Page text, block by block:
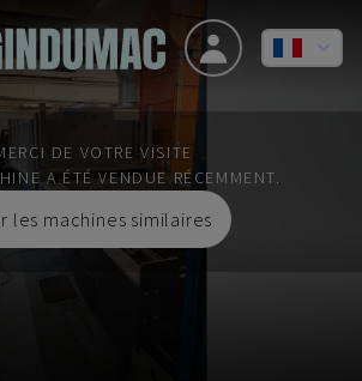
DE VOTRE VISITE
A ÉTÉ VENDUE RÉCEMMENT.
les machines similaires